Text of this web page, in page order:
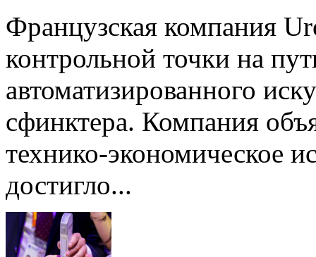
Французская компания
контрольной точки на
автоматизированного
сфинктера. Компания
технико-экономическое
достигло...